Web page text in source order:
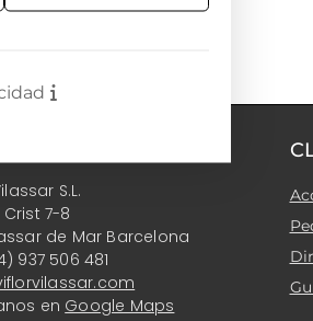
S.L.
7-8
de Mar Barcelona
937 506 481
en Google Maps